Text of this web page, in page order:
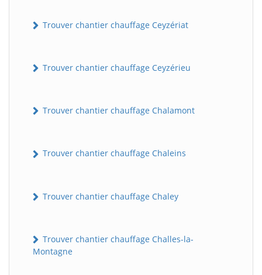
Trouver chantier chauffage Ceyzériat
Trouver chantier chauffage Ceyzérieu
Trouver chantier chauffage Chalamont
Trouver chantier chauffage Chaleins
Trouver chantier chauffage Chaley
Trouver chantier chauffage Challes-la-
Montagne